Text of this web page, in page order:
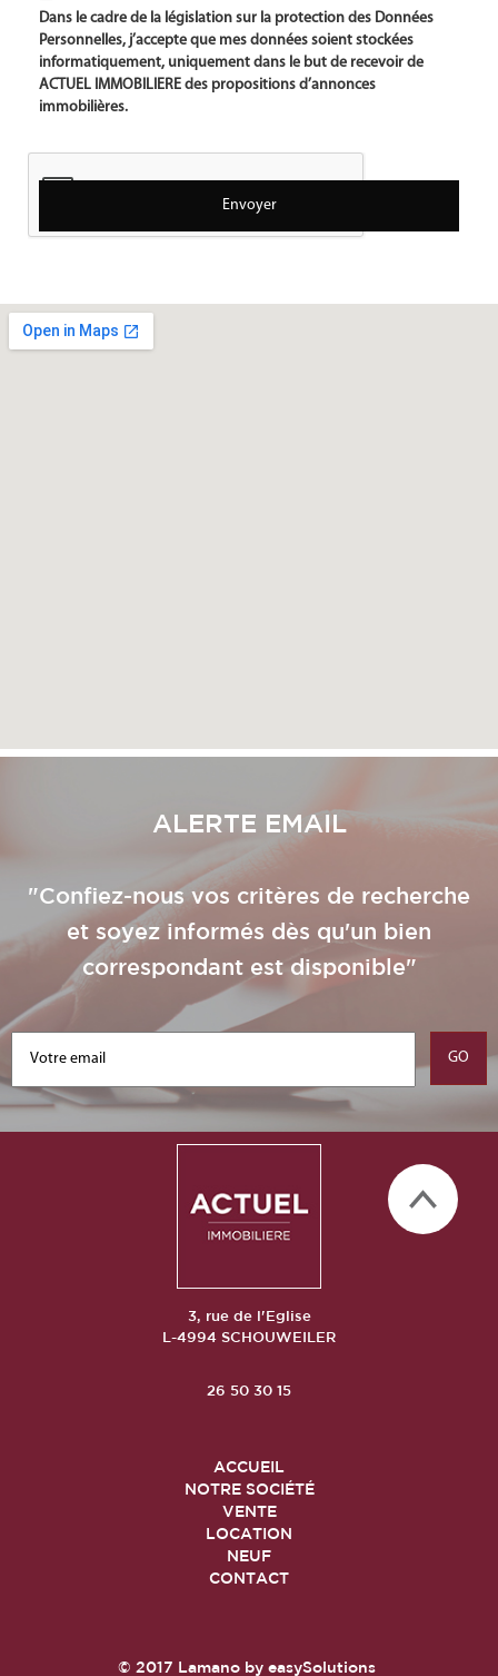
Dans le cadre de la législation sur la protection des Données
Personnelles, j’accepte que mes données soient stockées
informatiquement, uniquement dans le but de recevoir de
ACTUEL IMMOBILIERE des propositions d’annonces
immobilières.
ALERTE EMAIL
"Confiez-nous vos critères de recherche
et soyez informés dès qu'un bien
correspondant est disponible"
3, rue de l'Eglise
L-4994 SCHOUWEILER
26 50 30 15
ACCUEIL
NOTRE SOCIÉTÉ
VENTE
LOCATION
NEUF
CONTACT
© 2017 Lamanoby easySolutions